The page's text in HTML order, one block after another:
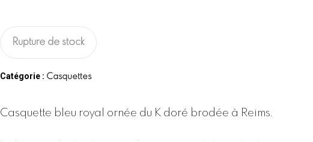
Rupture de stock
Catégorie : Casquettes
Casquette bleu royal ornée du K doré brodée à Reims.